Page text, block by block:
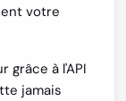
votre
grâce à l'API
jamais